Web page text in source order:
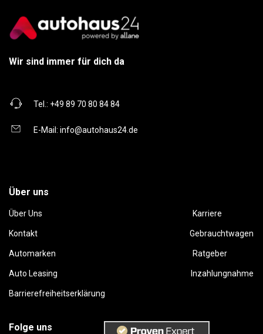
Wir sind immer für dich da
Tel.: +49 89 70 80 84 84
E-Mail: info@autohaus24.de
Über uns
Über Uns Karriere
Kontakt Gebrauchtwagen
Automarken Ratgeber
Auto Leasing Inzahlungnahme
Barrierefreiheitserklärung
Folge uns